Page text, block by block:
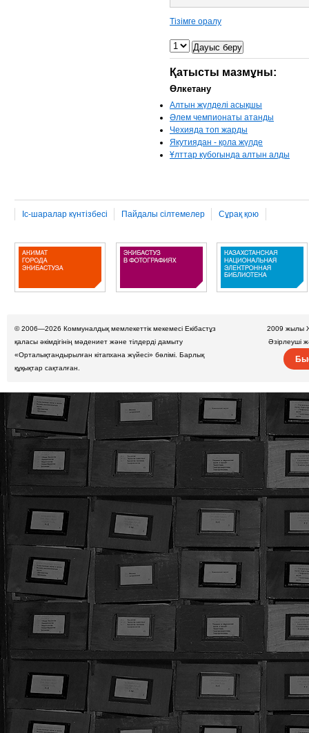
Тізімге оралу
Қатысты мазмұны:
Өлкетану
Алтын жүлделі асықшы
Әлем чемпионаты атанды
Чехияда топ жарды
Якутиядан - қола жүлде
Ұлттар кубогында алтын алды
Іс-шаралар күнтізбесі Пайдалы сілтемелер Сұрақ қою
© 2006—2026 Коммуналдық мемлекеттік мекемесі Екібастұз
қаласы әкімдігінің мәдениет және тілдерді дамыту
«Орталықтандырылған кітапхана жүйесі» бөлімі. Барлық
құқықтар сақталған.
2009 жылы
Әзірлеуші